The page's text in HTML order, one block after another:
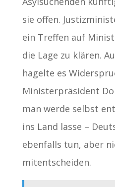
sie offen.
ein Treffen auf
die Lage zu klären.
hagelte es
Ministerpräsident
man werde selbst
ins Land lasse –
ebenfalls tun, aber
mitentscheiden.